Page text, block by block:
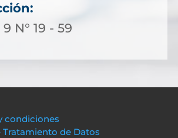
N° 19 - 59
condiciones
Tratamiento de Datos